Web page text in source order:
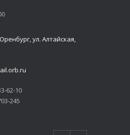
ул. Алтайская,
62-10
245